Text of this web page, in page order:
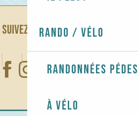
Rando / Vélo
Randonnées
À vélo
SUIVEZ-NOUS